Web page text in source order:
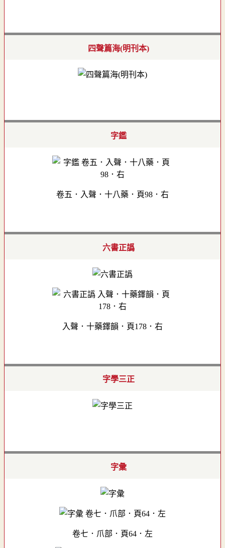
四聲篇海(明刊本)
字鑑
卷五．入聲．十八藥．頁98．右
六書正譌
入聲．十藥鐸韻．頁178．右
字學三正
字彙
卷七．爪部．頁64．左